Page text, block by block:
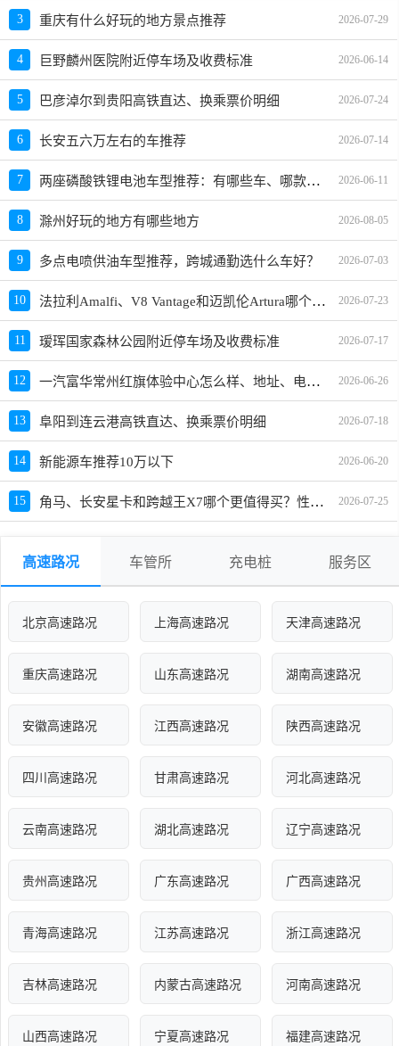
3 重庆有什么好玩的地方景点推荐 2026-07-29
4 巨野麟州医院附近停车场及收费标准 2026-06-14
5 巴彦淖尔到贵阳高铁直达、换乘票价明细 2026-07-24
6 长安五六万左右的车推荐 2026-07-14
7 两座磷酸铁锂电池车型推荐：有哪些车、哪款好、价格多少 2026-06-11
8 滁州好玩的地方有哪些地方 2026-08-05
9 多点电喷供油车型推荐，跨城通勤选什么车好？ 2026-07-03
10 法拉利Amalfi、V8 Vantage和迈凯伦Artura哪个更值得买？性价比、配置对比 2026-07-23
11 瑷珲国家森林公园附近停车场及收费标准 2026-07-17
12 一汽富华常州红旗体验中心怎么样、地址、电话、上班时间查询 2026-06-26
13 阜阳到连云港高铁直达、换乘票价明细 2026-07-18
14 新能源车推荐10万以下 2026-06-20
15 角马、长安星卡和跨越王X7哪个更值得买？性价比、配置对比 2026-07-25
高速路况 车管所 充电桩 服务区
北京高速路况 上海高速路况 天津高速路况
重庆高速路况 山东高速路况 湖南高速路况
安徽高速路况 江西高速路况 陕西高速路况
四川高速路况 甘肃高速路况 河北高速路况
云南高速路况 湖北高速路况 辽宁高速路况
贵州高速路况 广东高速路况 广西高速路况
青海高速路况 江苏高速路况 浙江高速路况
吉林高速路况 内蒙古高速路况 河南高速路况
山西高速路况 宁夏高速路况 福建高速路况